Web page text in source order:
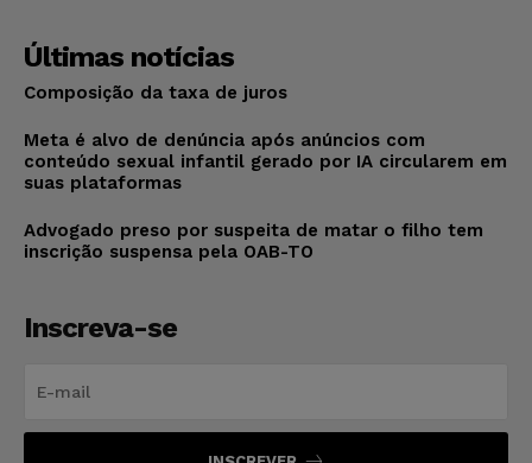
Últimas notícias
Composição da taxa de juros
Meta é alvo de denúncia após anúncios com
conteúdo sexual infantil gerado por IA circularem em
suas plataformas
Advogado preso por suspeita de matar o filho tem
inscrição suspensa pela OAB-TO
Inscreva-se